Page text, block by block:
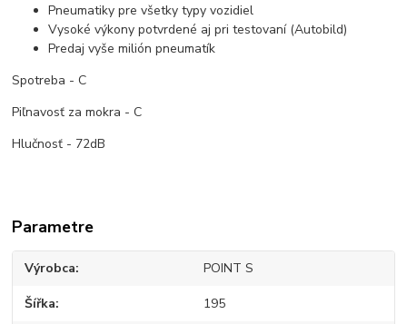
Pneumatiky pre všetky typy vozidiel
Vysoké výkony potvrdené aj pri testovaní (Autobild)
Predaj vyše milión pneumatík
Spotreba - C
Piľnavosť za mokra - C
Hlučnosť - 72dB
Parametre
Výrobca POINT S
Šířka 195